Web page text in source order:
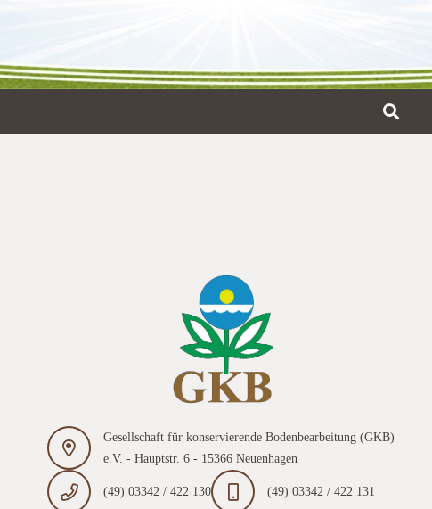
Gesellschaft für konservierende Bodenbearbeitung (GKB)
e.V. - Hauptstr. 6 - 15366 Neuenhagen
(49) 03342 / 422 130
(49) 03342 / 422 131